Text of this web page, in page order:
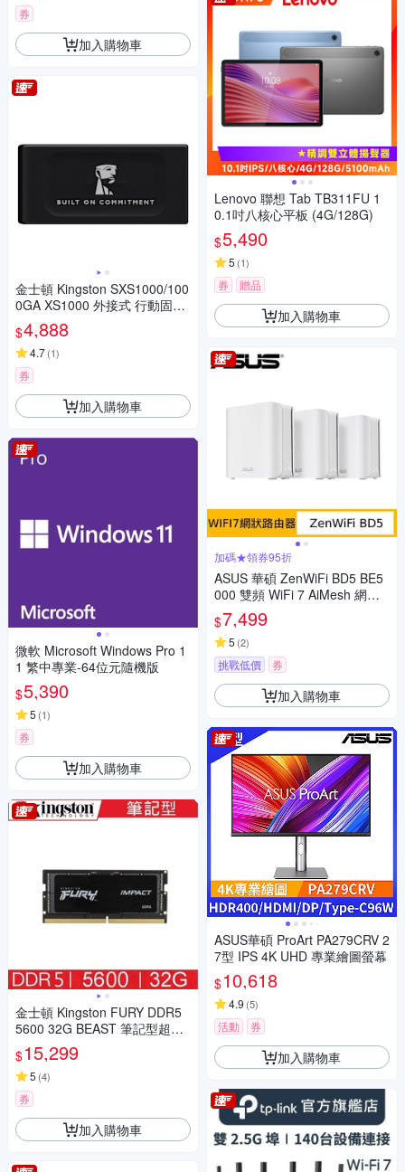
券
加入購物車
金士頓 Kingston SXS1000/100
0GA XS1000 外接式 行動固態
硬碟 Portable SSD 1TB
$4,888
4.7(1)
券
加入購物車
微軟 Microsoft Windows Pro 1
1 繁中專業-64位元隨機版
$5,390
5 (1)
券
加入購物車
金士頓 Kingston FURY DDR5
5600 32G BEAST 筆記型超頻
記憶體 KF556S40IB-32
$15,299
5 (4)
券
加入購物車
Lenovo 聯想 Tab TB311FU 1
0.1吋八核心平板 (4G/128G)
$5,490
5 (1)
券 贈品
加入購物車
加碼★領券95折
ASUS 華碩 ZenWiFi BD5 BE5
000 雙頻 WiFi 7 AiMesh 網狀
路由器(分享器)- 三入組
$7,499
5 (2)
挑戰低價 券
加入購物車
ASUS華碩 ProArt PA279CRV 2
7型 IPS 4K UHD 專業繪圖螢幕
$10,618
4.9 (5)
活動 券
加入購物車